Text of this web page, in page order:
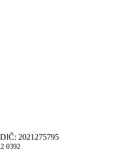
2021275795
0392